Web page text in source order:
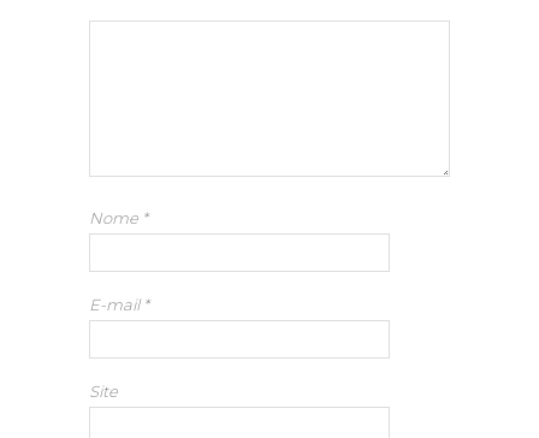
Nome *
E-mail*
Site